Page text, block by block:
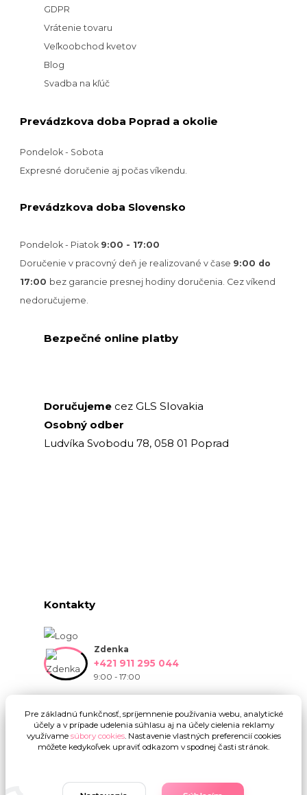
GDPR
Vrátenie tovaru
Veľkoobchod kvetov
Blog
Svadba na kľúč
Prevádzkova doba Poprad a okolie
Pondelok - Sobota
Expresné doručenie aj počas víkendu.
Prevádzkova doba Slovensko
Pondelok - Piatok 9:00 - 17:00
Doručenie v pracovný deň je realizované v čase 9:00 do
17:00 bez garancie presnej hodiny doručenia. Cez víkend
nedoručujeme.
Bezpečné online platby
Doručujeme cez GLS Slovakia
Osobný odber
Ludvíka Svobodu 78, 058 01 Poprad
Kontakty
Zdenka
+421 911 295 044
9:00 - 17:00
Pre základnú funkčnosť, spríjemnenie používania webu, analytické
účely a v prípade udelenia súhlasu aj na účely cielenia reklamy
využívame súbory cookies. Nastavenie vlastných preferencií cookies
môžete kedykoľvek upraviť odkazom v spodnej časti stránok.